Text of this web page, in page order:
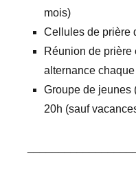
mois)
Cellules de prière
Réunion de prière
alternance
Groupe de jeunes
20h (sauf